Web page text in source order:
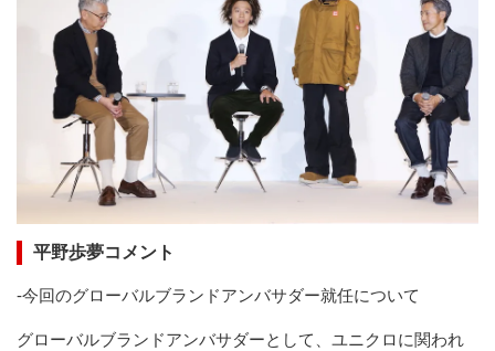
平野歩夢コメント
-今回のグローバルブランドアンバサダー就任について
グローバルブランドアンバサダーとして、ユニクロに関われ